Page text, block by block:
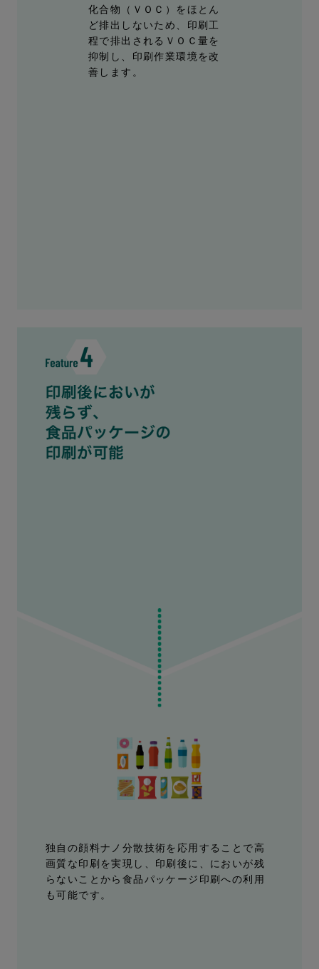
化合物（ＶＯＣ）をほとん
ど排出しないため、印刷工
程で排出されるＶＯＣ量を
抑制し、印刷作業環境を改
善します。
独自の顔料ナノ分散技術を応用することで高
画質な印刷を実現し、印刷後に、においが残
らないことから食品パッケージ印刷への利用
も可能です。